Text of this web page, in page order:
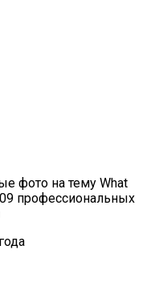
фото на тему What
профессиональных